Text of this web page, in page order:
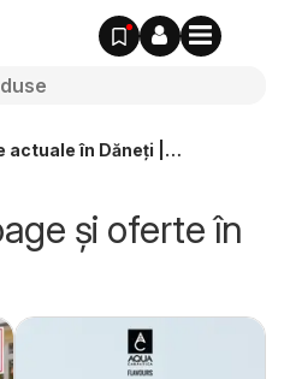
în Dăneţi |
și oferte în